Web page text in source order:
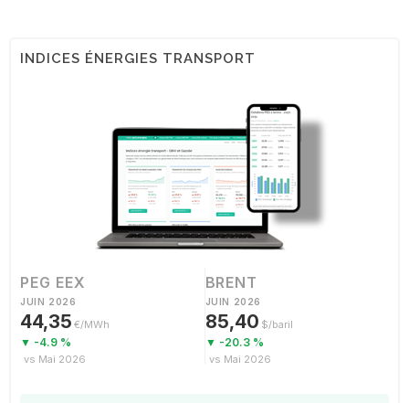
INDICES ÉNERGIES TRANSPORT
PEG EEX
JUIN 2026
44,35 €/MWh
▼ -4.9 %
vs Mai 2026
BRENT
JUIN 2026
85,40 $/baril
▼ -20.3 %
vs Mai 2026